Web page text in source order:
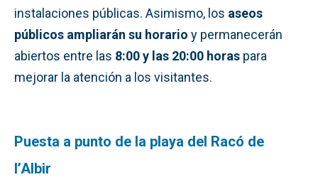
instalaciones públicas. Asimismo, los aseos
públicos ampliarán su horario y permanecerán
abiertos entre las 8:00 y las 20:00 horas para
mejorar la atención a los visitantes.
Puesta a punto de la playa del Racó de
l’Albir